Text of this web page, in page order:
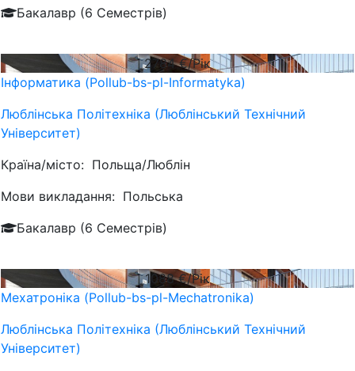
Бакалавр (6 Семестрів)
2784€/Рік
Інформатика (Pollub-bs-pl-Informatyka)
Люблiнська Політехніка (Люблінський Технічний
Університет)
Країна/місто: Польща/Люблін
Мови викладання: Польська
Бакалавр (6 Семестрів)
1088€/Рік
Мехатроніка (Pollub-bs-pl-Mechatronika)
Люблiнська Політехніка (Люблінський Технічний
Університет)